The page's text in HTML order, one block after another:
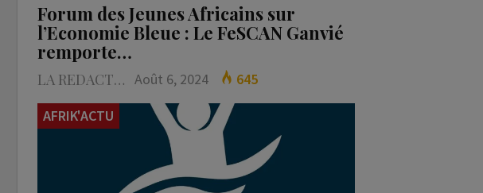
Forum des Jeunes Africains sur
l’Economie Bleue : Le FeSCAN Ganvié
remporte…
LA REDACTION Août 6, 2024
645
AFRIK'ACTU